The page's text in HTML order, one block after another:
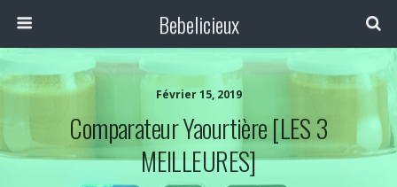
Bebelicieux
Février 15, 2019
Comparateur Yaourtière [LES 3
MEILLEURES]